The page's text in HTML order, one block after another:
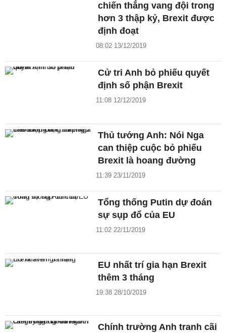
chiến thắng vang đội trong
hơn 3 thập kỷ, Brexit được
định đoạt
08:02 13/12/2019
Cử tri Anh bỏ phiếu quyết
định số phận Brexit
11:08 12/12/2019
Thủ tướng Anh: Nói Nga
can thiệp cuộc bỏ phiếu
Brexit là hoang đường
11:39 23/11/2019
Tổng thống Putin dự đoán
sự sụp đổ của EU
11:02 22/11/2019
EU nhất trí gia hạn Brexit
thêm 3 tháng
19:38 28/10/2019
Chính trường Anh tranh cãi